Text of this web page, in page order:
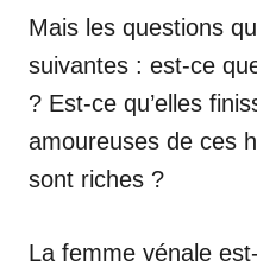
Mais les questions
suivantes : est-ce
? Est-ce qu’elles
amoureuses de ces
sont riches ?
La femme vénale